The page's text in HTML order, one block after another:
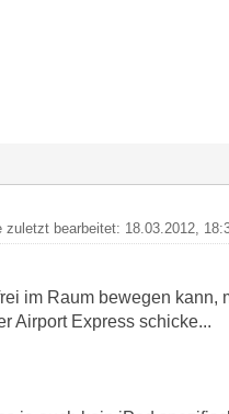
zuletzt bearbeitet: 18.03.2012,
im Raum bewegen kann,
Airport Express schicke...